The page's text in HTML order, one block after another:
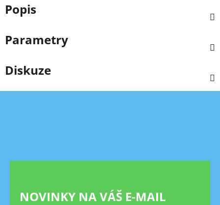
Popis
Parametry
Diskuze
Z
NOVINKY NA VÁŠ E-MAIL